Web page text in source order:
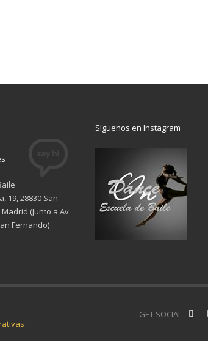
19, 28830 San
(Junto a Av.
Fernando)
Síguenos en Instagram
GET SOCIAL
.